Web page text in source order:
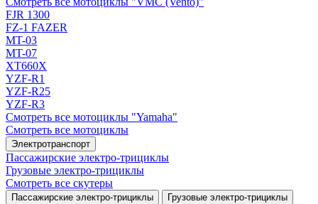
FJR 1300
FZ-1 FAZER
MT-03
MT-07
XT660X
YZF-R1
YZF-R25
YZF-R3
Смотреть все мотоциклы "Yamaha"
Смотреть все мотоциклы
Электротранспорт
Пассажирские электро‑трициклы
Грузовые электро‑трициклы
Смотреть все скутеры
Пассажирские электро‑трициклы Грузовые электро‑трициклы